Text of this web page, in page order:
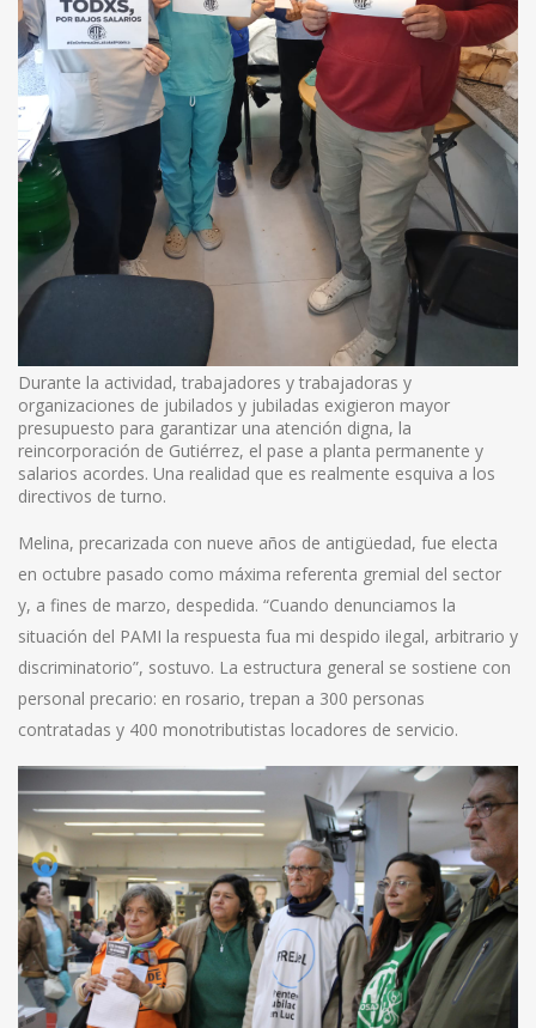
Durante la actividad, trabajadores y trabajadoras y
organizaciones de jubilados y jubiladas exigieron mayor
presupuesto para garantizar una atención digna, la
reincorporación de Gutiérrez, el pase a planta permanente y
salarios acordes. Una realidad que es realmente esquiva a los
directivos de turno.
Melina, precarizada con nueve años de antigüedad, fue electa
en octubre pasado como máxima referenta gremial del sector
y, a fines de marzo, despedida. “Cuando denunciamos la
situación del PAMI la respuesta fua mi despido ilegal, arbitrario y
discriminatorio”, sostuvo. La estructura general se sostiene con
personal precario: en rosario, trepan a 300 personas
contratadas y 400 monotributistas locadores de servicio.